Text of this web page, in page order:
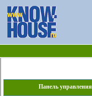
Панель управления